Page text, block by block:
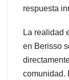
respuesta
La realidad
en Berisso
comunidad.